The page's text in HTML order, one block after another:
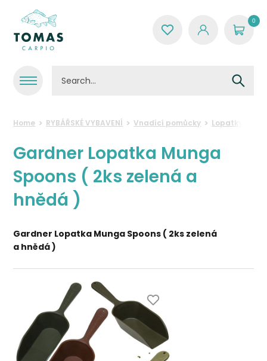
0
Home RYBÁŘSKÉ VYBAVENÍ Vnadící pomůcky Lopatky a
Gardner Lopatka Munga
Spoons ( 2ks zelená a
hnědá )
Gardner Lopatka Munga Spoons ( 2ks zelená
a hnědá )